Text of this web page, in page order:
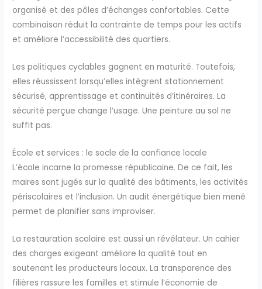
organisé et des pôles d’échanges confortables. Cette
combinaison réduit la contrainte de temps pour les actifs
et améliore l’accessibilité des quartiers.
Les politiques cyclables gagnent en maturité. Toutefois,
elles réussissent lorsqu’elles intègrent stationnement
sécurisé, apprentissage et continuités d’itinéraires. La
sécurité perçue change l’usage. Une peinture au sol ne
suffit pas.
École et services : le socle de la confiance locale
L’école incarne la promesse républicaine. De ce fait, les
maires sont jugés sur la qualité des bâtiments, les activités
périscolaires et l’inclusion. Un audit énergétique bien mené
permet de planifier sans improviser.
La restauration scolaire est aussi un révélateur. Un cahier
des charges exigeant améliore la qualité tout en
soutenant les producteurs locaux. La transparence des
filières rassure les familles et stimule l’économie de